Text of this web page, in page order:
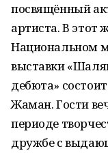
посвящённый
артиста. В этот
Национальном
выставки
дебюта»
Жаман. Гости
периоде
дружбе с